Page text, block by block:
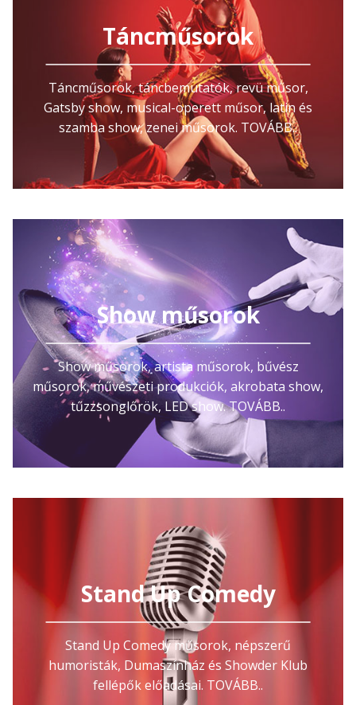
Táncműsorok
Táncműsorok, táncbemutatók, revü műsor,
Gatsby show, musical-operett műsor, latin és
szamba show, zenei műsorok. TOVÁBB..
Show műsorok
Show műsorok, artista műsorok, bűvész
műsorok, művészeti produkciók, akrobata show,
tűzzsonglőrök, LED show. TOVÁBB..
Stand Up Comedy
Stand Up Comedy műsorok, népszerű
humoristák, Dumaszínház és Showder Klub
fellépők előadásai. TOVÁBB..